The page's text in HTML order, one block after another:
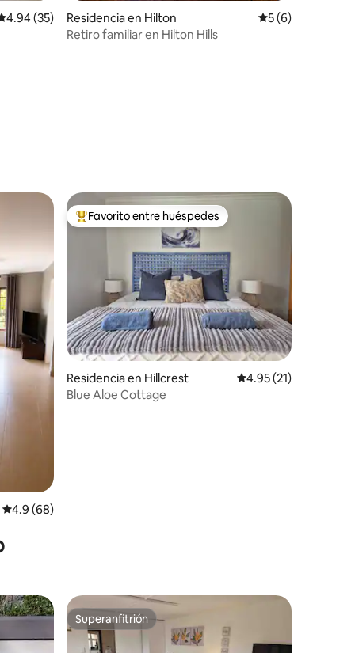
promedio: 4.94 de 5; 35 evaluaciones
4.94 (35)
Residencia en Hilton Calificación
5 (6)
Retiro familiar en Hilton Hills
Calificación promedio: 4.9 de 5; 68 evaluaciones
4.9 (68)
De los mejores en Favorito entre huéspedes
Favorito entre huéspedes
Residencia en Hillcrest Calificación
4.95 (21)
Blue Aloe Cottage
Superanfitrión
Superanfitrión